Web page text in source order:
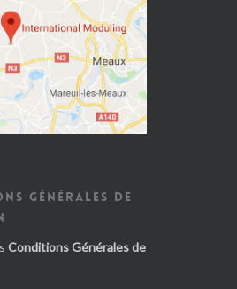
GÉNÉRALES DE
Conditions Générales de